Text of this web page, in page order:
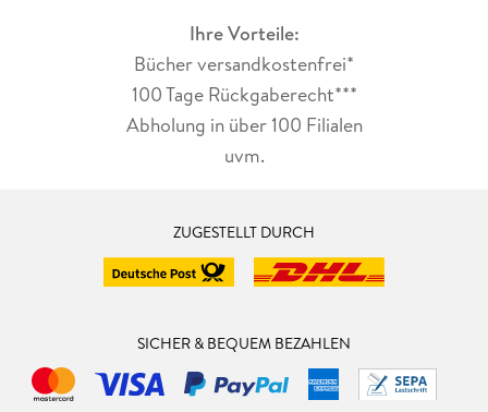
Ihre Vorteile:
Bücher versandkostenfrei*
100 Tage Rückgaberecht***
Abholung in über 100 Filialen
uvm.
ZUGESTELLT DURCH
SICHER & BEQUEM BEZAHLEN